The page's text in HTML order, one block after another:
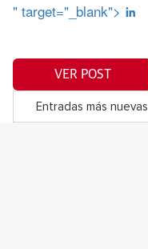
" target="_blank">
VER POST
Entradas más nuevas